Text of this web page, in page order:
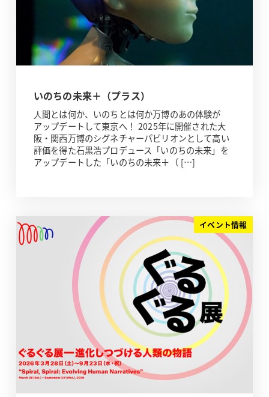
いのちの未来＋（プラス）
⼈間とは何か、いのちとは何か万博のあの体験が
アップデートして東京へ！ 2025年に開催された大
阪・関西万博のシグネチャーパビリオンとして高い
評価を得た石黒浩プロデュース「いのちの未来」を
アップデートした「いのちの未来＋（ […]
イベント情報